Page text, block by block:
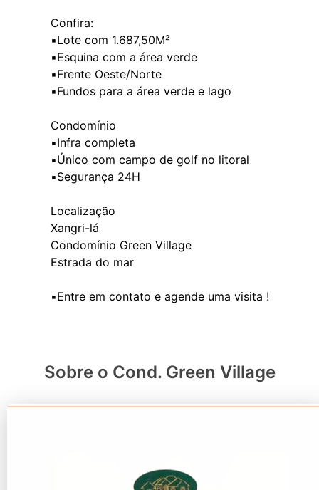
Confira:
▪️Lote com 1.687,50M²
▪️Esquina com a área verde
▪️Frente Oeste/Norte
▪️Fundos para a área verde e lago
Condomínio
▪️Infra completa
▪️Único com campo de golf no litoral
▪️Segurança 24H
Localização
Xangri-lá
Condomínio Green Village
Estrada do mar
Sobre o Cond. Green Village